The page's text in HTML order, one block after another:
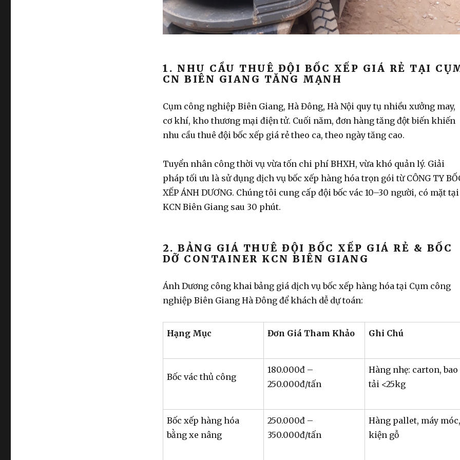
1. NHU CẦU THUÊ ĐỘI BỐC XẾP GIÁ RẺ TẠI
CN BIÊN GIANG TĂNG MẠNH
Cụm công nghiệp Biên Giang, Hà Đông, Hà Nội quy tụ nhiều xưởng may,
cơ khí, kho thương mại điện tử. Cuối năm, đơn hàng tăng đột biến khiến
nhu cầu thuê đội bốc xếp giá rẻtheo ca, theo ngày tăng cao.
Tuyển nhân công thời vụ vừa tốn chi phí BHXH, vừa khó quản lý. Giải
pháp tối ưu là sử dụng dịch vụ bốc xếp hàng hóatrọn gói từ CÔNG TY
XẾP ÁNH DƯƠNG. Chúng tôi cung cấp độibốc vác 10–30 người, có mặt tại
KCN Biên Giang sau 30 phút.
2. BẢNG GIÁ THUÊ ĐỘI BỐC XẾP GIÁ RẺ & BỐC
DỠ CONTAINER KCN BIÊN GIANG
Ánh Dương công khai bảng giá dịch vụ bốc xếp hàng hóatại Cụm công
nghiệp Biên Giang Hà Đông để khách dễ dự toán:
Hạng Mục Đơn Giá Tham Khảo Ghi Chú
Bốc vác thủ công
180.000đ –
250.000đ/tấn
Hàng nhẹ: carton, bao
tải <25kg
Bốc xếp hàng hóa
bằng xe nâng
250.000đ –
350.000đ/tấn
Hàng pallet, máy móc,
kiện gỗ